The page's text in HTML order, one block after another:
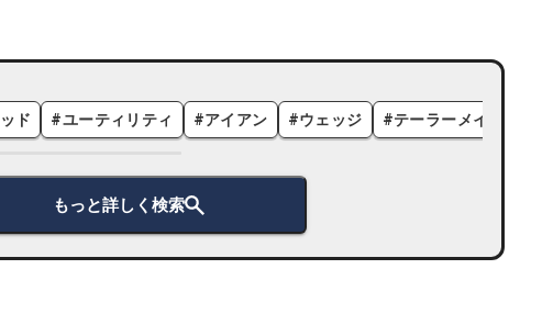
ド #ユーティリティ #アイアン #ウェッジ #テーラーメイド
もっと詳しく検索